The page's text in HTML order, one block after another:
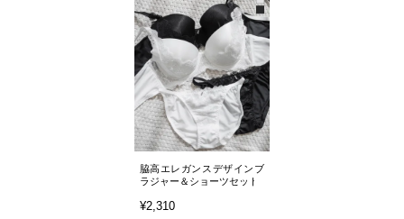
脇高エレガンスデザインブ
ラジャー＆ショーツセット
¥2,310